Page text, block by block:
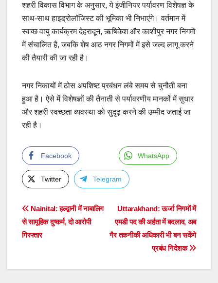
शहरी विकास विभाग के अनुसार, ये इंजीनियर पर्यावरण विशेषज्ञ के
साथ-साथ हाइड्रोलॉजिस्ट की भूमिका भी निभाएंगे। वर्तमान में
स्वच्छ वायु कार्यक्रम देहरादून, ऋषिकेश और काशीपुर नगर निगमों
में संचालित है, जबकि शेष आठ नगर निगमों में इसे जल्द लागू करने
की तैयारी की जा रही है।
नगर निकायों में ठोस अपशिष्ट प्रबंधन लंबे समय से चुनौती बना
हुआ है। ऐसे में विशेषज्ञों की तैनाती से पर्यावरणीय मानकों में सुधार
और शहरी स्वच्छता व्यवस्था को सुदृढ़ करने की उम्मीद जताई जा
रही है।
Facebook WhatsApp
Twitter Telegram
Post
navigation
Uttarakhand: ऊर्जा निगमों में
एमडी पद की अर्हता में बदलाव, अब
गैर तकनीकी अधिकारी भी बन सकेंगे
प्रबंध निदेशक
Nainital: हल्द्वानी में नाबालिग
से सामूहिक दुष्कर्म, दो आरोपी
गिरफ्तार